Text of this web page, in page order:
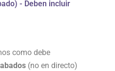
- Deben incluir
como debe
(no en directo)